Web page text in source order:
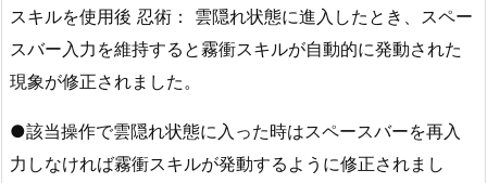
スキルを使用後 忍術： 雲隠れ状態に進入したとき、スペー
スバー入力を維持すると霧衝スキルが自動的に発動された
現象が修正されました。
●該当操作で雲隠れ状態に入った時はスペースバーを再入
力しなければ霧衝スキルが発動するように修正されまし